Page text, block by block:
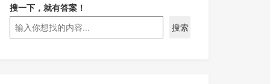
搜一下，就有答案！
搜索